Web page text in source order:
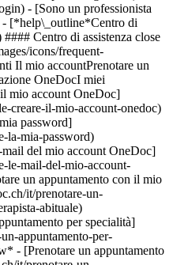
- [Sono un professionista
- [*help\_outline*Centro di
Centro di assistenza close
icons/frequent-
Il mio accountPrenotare un
OneDocI miei
mio account OneDoc]
creare-il-mio-account-onedoc)
password]
la-mia-password)
del mio account OneDoc]
le-mail-del-mio-account-
un appuntamento con il mio
it/prenotare-un-
abituale)
per specialità]
appuntamento-per-
- [Prenotare un appuntamento